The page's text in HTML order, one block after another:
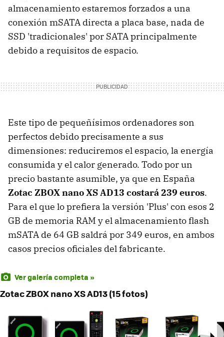
almacenamiento estaremos forzados a una
conexión mSATA directa a placa base, nada de
SSD 'tradicionales' por SATA principalmente
debido a requisitos de espacio.
Este tipo de pequeñísimos ordenadores son
perfectos debido precisamente a sus
dimensiones: reduciremos el espacio, la energía
consumida y el calor generado. Todo por un
precio bastante asumible, ya que en España
Zotac ZBOX nano XS AD13 costará 239 euros.
Para el que lo prefiera la versión 'Plus' con esos 2
GB de memoria RAM y el almacenamiento flash
mSATA de 64 GB saldrá por 349 euros, en ambos
casos precios oficiales del fabricante.
Ver galería completa »
Zotac ZBOX nano XS AD13 (15 fotos)